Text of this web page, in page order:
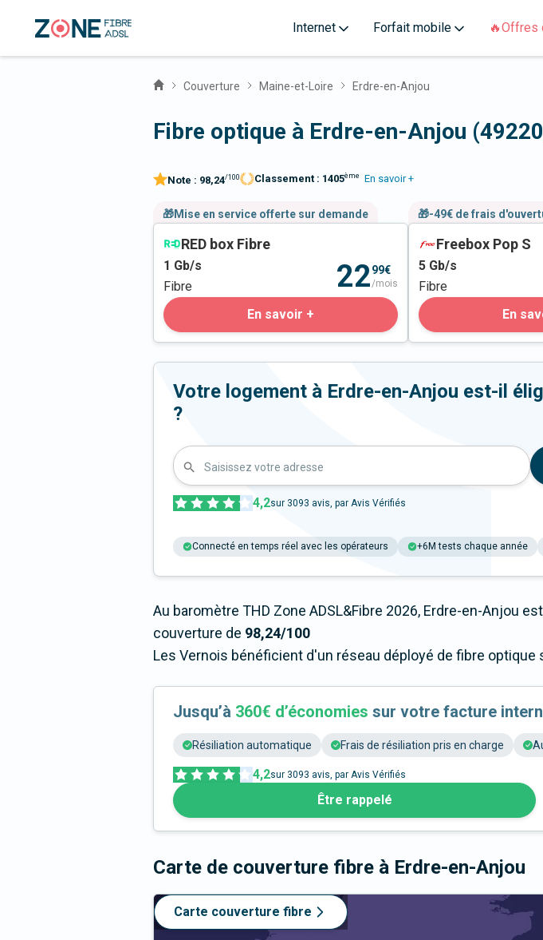
Internet Forfait mobile 🔥Offres
Couverture Maine-et-Loire Erdre-en-Anjou
Fibre optique à Erdre-en-Anjou
Note : 98,24/100 Classement : 1405ème En savoir +
🎁Mise en service offerte sur demande
RED box Fibre
1 Gb/s
Fibre
2299€
/mois
En savoir +
🎁-49€ de frais
Freebox Pop S
5 Gb/s
Fibre
En
Votre logement à Erdre-en-Anjou est-il
?
Saisissez votre adresse
4,2sur 3093 avis, par Avis Vérifiés
Connecté en temps réel avec les opérateurs +6M tests chaque année
Au baromètre THD Zone ADSL&Fibre 2026, Erdre-en-Anjou
couverture de 98,24/100
Les Vernois bénéficient d'un réseau déployé de fibre
Jusqu’à 360€ d’économies sur votre facture
Résiliation automatique Frais de résiliation pris en charge
4,2sur 3093 avis, par Avis Vérifiés
Être rappelé
Carte de couverture fibre à Erdre-en-Anjou
Carte couverture fibre